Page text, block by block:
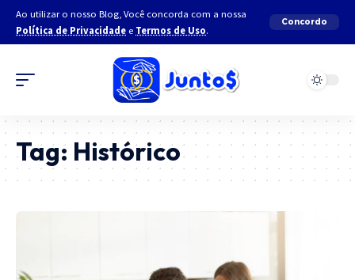
Ao utilizar o nosso Blog, Você concorda com a nossa
Política de Privacidade e Termos de Uso.
Concordo
Tag: Histórico